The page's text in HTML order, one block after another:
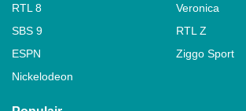
RTL 8
Veronica
SBS 9
RTL Z
ESPN
Ziggo Sport
Nickelodeon